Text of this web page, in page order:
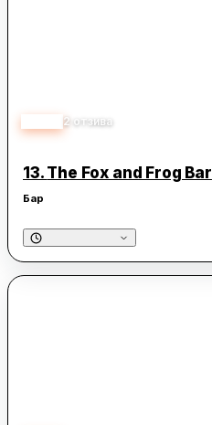
2 отзива
13. The Fox and Frog Bar
Бар